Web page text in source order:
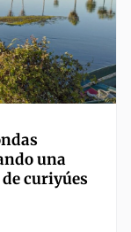
una
curiyúes